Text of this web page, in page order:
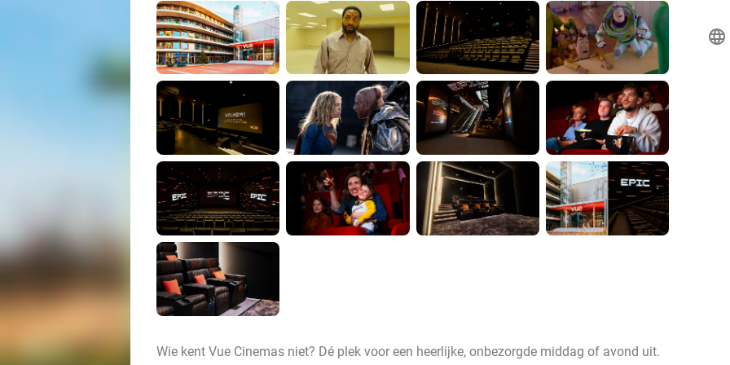
Wie kent Vue Cinemas niet? Dé plek voor een heerlijke, onbezorgde middag of avond uit.
language